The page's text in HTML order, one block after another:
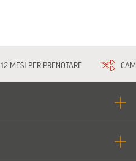
12 MESI PER PRENOTARE